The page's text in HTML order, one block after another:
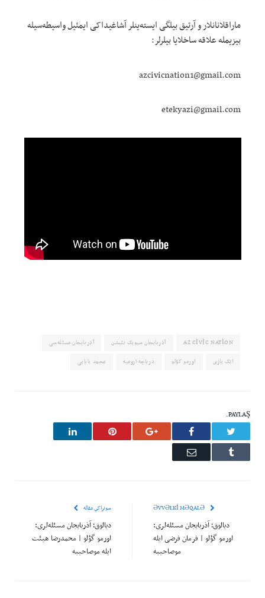
ماراقلانانلار و آرتیق بیلگی ایسته‌ینلر آشاغیداکی ایمئیل واسیطه‌سیله
بیزیمله علاقه ساخلایا بیلرلر:
azcivicnation1@gmail.com
etekyazi@gmail.com
AZ CIVIC NATION آذربایجان سیویک نئیشن
آذربایجان مسئله‌سی
اتک یازی
اورمو گؤلو دریاچه ارومیه محمد بابایی
PAYLAŞ.
Facebook
Google+
Pinterest
LinkedIn
Tumblr
Email
دیالوق؛ آذربایجان مسئله‌لری:
اورمو گؤلو | فرمان فرضی ایله
موصاحیبه
سونراکي مقاله
دیالوق؛ آذربایجان مسئله‌لری:
اورمو گؤلو | محمدرضا هیئت
ایله موصاحیبه